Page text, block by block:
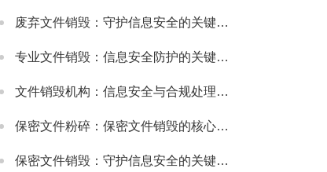
废弃文件销毁：守护信息安全的关键防线
专业文件销毁：信息安全防护的关键环节
文件销毁机构：信息安全与合规处理的专业选择
保密文件粉碎：保密文件销毁的核心实施方式
保密文件销毁：守护信息安全的关键环节